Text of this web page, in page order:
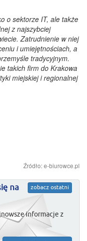
o sektorze IT, ale także
z najszybciej
Zatrudnienie w niej
i umiejętnościach, a
tradycyjnym.
takich firm do Krakowa
miejskiej i regionalnej
Źródło: e-biurowce.pl
zobacz ostatni
na
informacje z